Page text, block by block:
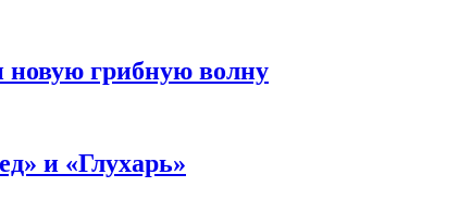
новую грибную волну
и «Глухарь»